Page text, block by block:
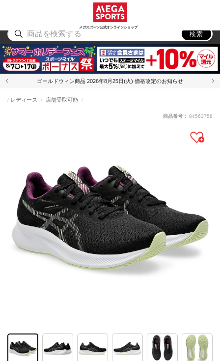
メガスポーツ公式オンラインショップ
アウトドア
検索
ゴールドウィン商品 2026年8月25日(火) 価格改定のお知らせ
レディース 店舗受取可能
商品番号： 84563758